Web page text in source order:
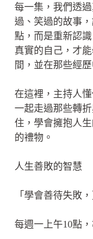
每一集，我們透
過、笑過的故事
點，而是重新認
真實的自己，才
間，並在那些經
在這裡，主持人
一起走過那些轉
住，學會擁抱人
的禮物。
人生善敗的智慧
「學會善待失敗
每週一上午10點